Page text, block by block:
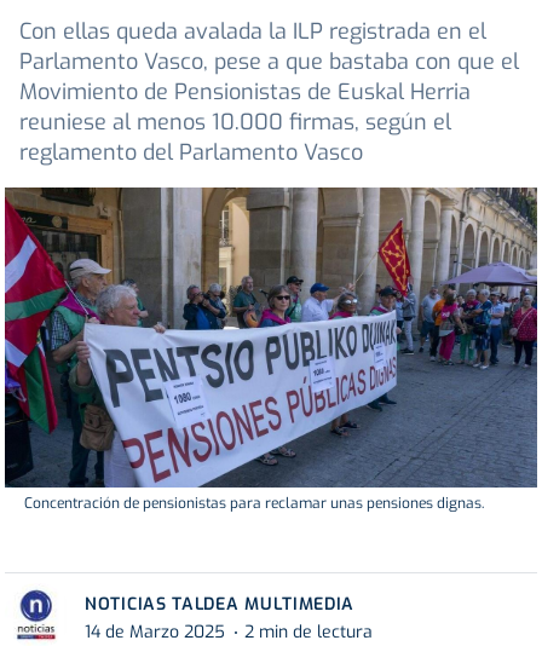
Con ellas queda avalada la ILP registrada en el
Parlamento Vasco, pese a que bastaba con que el
Movimiento de Pensionistas de Euskal Herria
reuniese al menos 10.000 firmas, según el
reglamento del Parlamento Vasco
Concentración de pensionistas para reclamar unas pensiones dignas.
NOTICIAS TALDEA MULTIMEDIA
14 de Marzo 2025
2 min de lectura